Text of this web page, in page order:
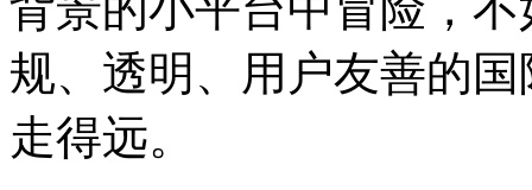
规、透明、用户友善的
走得远。